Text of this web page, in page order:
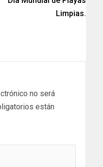
Limpias.
no será
están